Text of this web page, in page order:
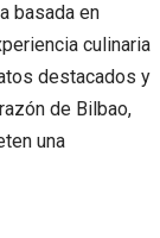
basada en
culinaria
destacados y
de Bilbao,
una